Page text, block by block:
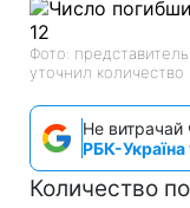
Фото:
уточнил количество
Не витрачай
РБК-Україна
Количество